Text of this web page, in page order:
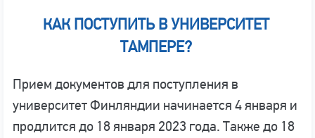
КАК ПОСТУПИТЬ В УНИВЕРСИТЕТ
ТАМПЕРЕ?
Прием документов для поступления в
университет Финляндии начинается 4 января и
продлится до 18 января 2023 года. Также до 18